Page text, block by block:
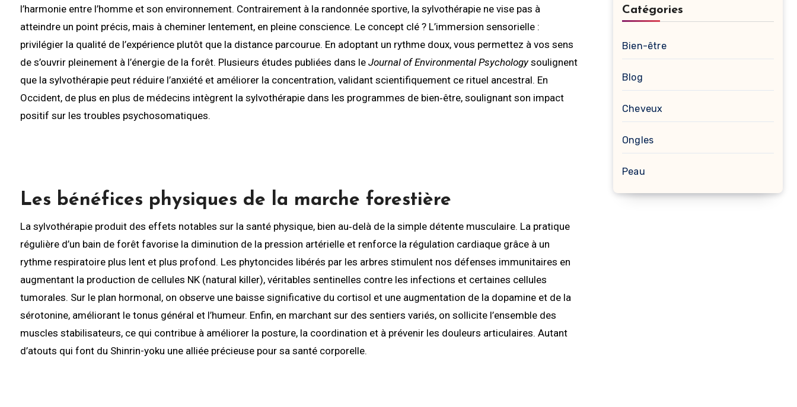
l’harmonie entre l’homme et son environnement. Contrairement à la randonnée sportive, la sylvothérapie ne vise pas à
atteindre un point précis, mais à cheminer lentement, en pleine conscience. Le concept clé ? L’immersion sensorielle :
privilégier la qualité de l’expérience plutôt que la distance parcourue. En adoptant un rythme doux, vous permettez à vos sens
de s’ouvrir pleinement à l’énergie de la forêt. Plusieurs études publiées dans le Journal of Environmental Psychologysoulignent
que la sylvothérapie peut réduire l’anxiété et améliorer la concentration, validant scientifiquement ce rituel ancestral. En
Occident, de plus en plus de médecins intègrent la sylvothérapie dans les programmes de bien‑être, soulignant son impact
positif sur les troubles psychosomatiques.
Les bénéfices physiques de la marche forestière
La sylvothérapie produit des effets notables sur la santé physique, bien au‑delà de la simple détente musculaire. La pratique
régulière d’un bain de forêt favorise la diminution de la pression artérielle et renforce la régulation cardiaque grâce à un
rythme respiratoire plus lent et plus profond. Les phytoncides libérés par les arbres stimulent nos défenses immunitaires en
augmentant la production de cellules NK (natural killer), véritables sentinelles contre les infections et certaines cellules
tumorales. Sur le plan hormonal, on observe une baisse significative du cortisol et une augmentation de la dopamine et de la
sérotonine, améliorant le tonus général et l’humeur. Enfin, en marchant sur des sentiers variés, on sollicite l’ensemble des
muscles stabilisateurs, ce qui contribue à améliorer la posture, la coordination et à prévenir les douleurs articulaires. Autant
d’atouts qui font du Shinrin-yoku une alliée précieuse pour sa santé corporelle.
Catégories
Bien-être
Blog
Cheveux
Ongles
Peau